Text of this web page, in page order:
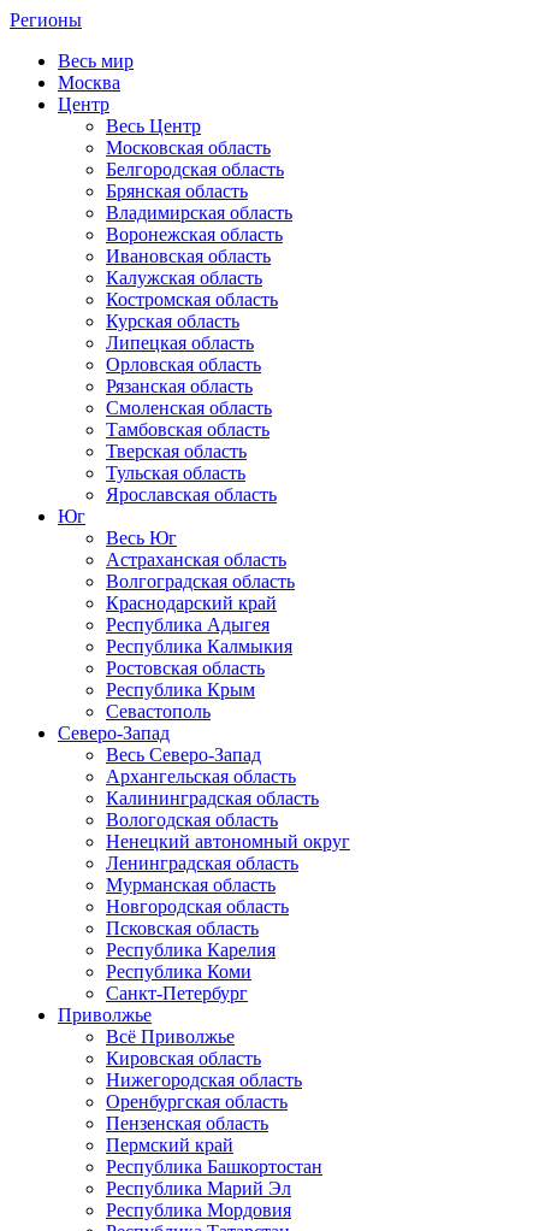
Регионы
Весь мир
Москва
Центр
Весь Центр
Московская область
Белгородская область
Брянская область
Владимирская область
Воронежская область
Ивановская область
Калужская область
Костромская область
Курская область
Липецкая область
Орловская область
Рязанская область
Смоленская область
Тамбовская область
Тверская область
Тульская область
Ярославская область
Юг
Весь Юг
Астраханская область
Волгоградская область
Краснодарский край
Республика Адыгея
Республика Калмыкия
Ростовская область
Республика Крым
Севастополь
Северо-Запад
Весь Северо-Запад
Архангельская область
Калининградская область
Вологодская область
Ненецкий автономный округ
Ленинградская область
Мурманская область
Новгородская область
Псковская область
Республика Карелия
Республика Коми
Санкт-Петербург
Приволжье
Всё Приволжье
Кировская область
Нижегородская область
Оренбургская область
Пензенская область
Пермский край
Республика Башкортостан
Республика Марий Эл
Республика Мордовия